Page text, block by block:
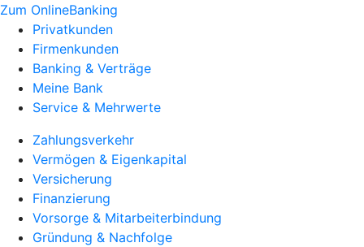
Zum OnlineBanking
Privatkunden
Firmenkunden
Banking & Verträge
Meine Bank
Service & Mehrwerte
Zahlungsverkehr
Vermögen & Eigenkapital
Versicherung
Finanzierung
Vorsorge & Mitarbeiterbindung
Gründung & Nachfolge